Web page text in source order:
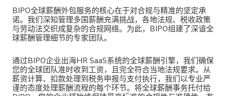
BIPO全球薪酬外包服务的核心在于对合规与精准的坚定承
诺。我们深知管理多国薪酬充满挑战，各地法规、税收政策
与劳动法交织成复杂的合规网络。为此， BIPO组建了深谙全
球薪酬管理细节的专家团队。
通过BIPO企业出海HR SaaS系统的全球薪酬引擎，我们确保
您的全球团队准时收到工资，且完全符合当地法规要求。从
薪资计算、扣款处理到税务申报与支付执行，我们以专业严
谨的态度处理薪酬流程的每个环节。将全球薪酬事务托付给